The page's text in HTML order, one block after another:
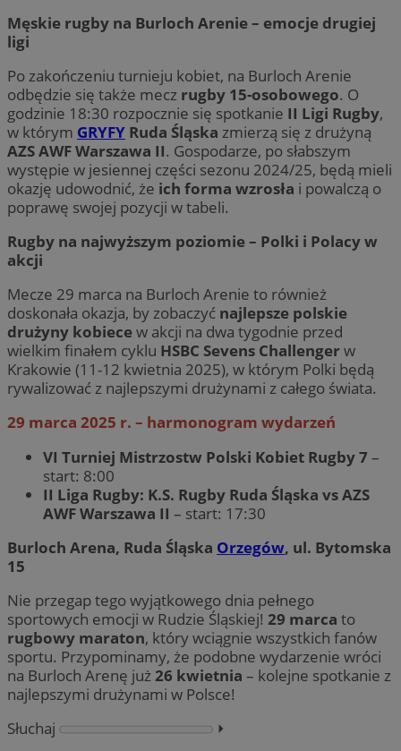
Męskie rugby na Burloch Arenie – emocje drugiej
ligi
Po zakończeniu turnieju kobiet, na Burloch Arenie
odbędzie się także mecz rugby 15-osobowego. O
godzinie 18:30 rozpocznie się spotkanie II Ligi Rugby,
w którym GRYFY Ruda Śląska zmierzą się z drużyną
AZS AWF Warszawa II. Gospodarze, po słabszym
występie w jesiennej części sezonu 2024/25, będą mieli
okazję udowodnić, że ich forma wzrosła i powalczą o
poprawę swojej pozycji w tabeli.
Rugby na najwyższym poziomie – Polki i Polacy w
akcji
Mecze 29 marca na Burloch Arenie to również
doskonała okazja, by zobaczyć najlepsze polskie
drużyny kobiecew akcji na dwa tygodnie przed
wielkim finałem cyklu HSBC Sevens Challengerw
Krakowie (11-12 kwietnia 2025), w którym Polki będą
rywalizować z najlepszymi drużynami z całego świata.
29 marca 2025 r. – harmonogram wydarzeń
VI Turniej Mistrzostw Polski Kobiet Rugby 7 –
start: 8:00
II Liga Rugby: K.S. Rugby Ruda Śląska vs AZS
AWF Warszawa II – start: 17:30
Burloch Arena, Ruda Śląska Orzegów, ul. Bytomska
15
Nie przegap tego wyjątkowego dnia pełnego
sportowych emocji w Rudzie Śląskiej! 29 marca to
rugbowy maraton, który wciągnie wszystkich fanów
sportu. Przypominamy, że podobne wydarzenie wróci
na Burloch Arenę już26 kwietnia – kolejne spotkanie z
najlepszymi drużynami w Polsce!
Słuchaj
⏵︎